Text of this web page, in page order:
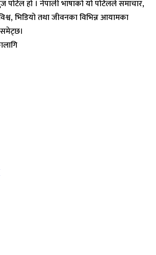
हो । नेपाली भाषाको यो पोर्टलले समाचार,
भिडियो तथा जीवनका विभिन्न आयामका